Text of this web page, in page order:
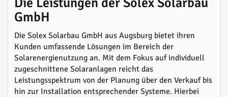
GmbH
Die Solex Solarbau GmbH aus Augsburg bietet ihren
Kunden umfassende Lösungen im Bereich der
Solarenergienutzung an. Mit dem Fokus auf individuell
zugeschnittene Solaranlagen reicht das
Leistungsspektrum von der Planung über den Verkauf bis
hin zur Installation entsprechender Systeme. Hierbei